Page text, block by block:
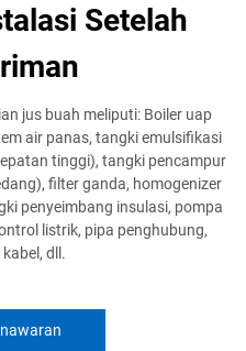
Setelah
jus buah meliputi: Boiler uap
air panas, tangki emulsifikasi
tinggi), tangki pencampur
filter ganda, homogenizer
penyeimbang insulasi, pompa
listrik, pipa penghubung,
dll.